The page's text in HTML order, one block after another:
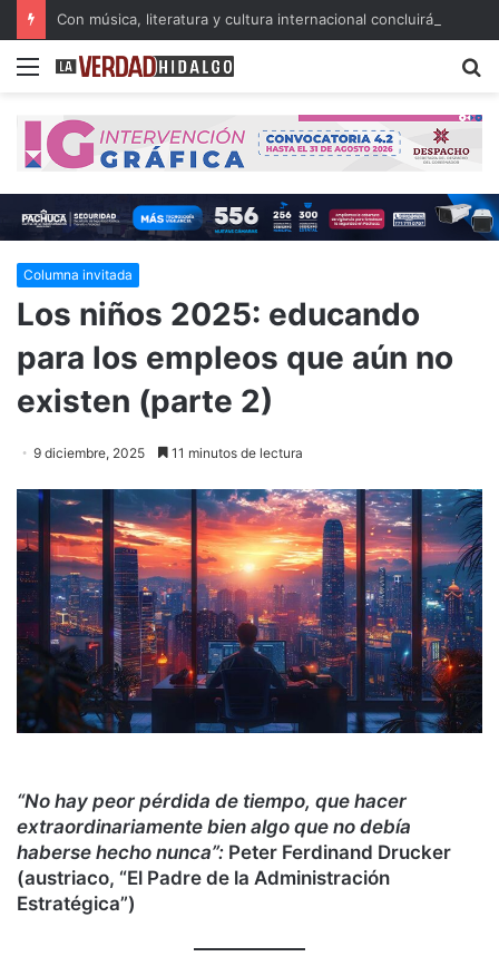
Menu
Columna invitada
Los niños 2025: educando
para los empleos que aún no
existen (parte 2)
9 diciembre, 2025 11 minutos de lectura
“No hay peor pérdida de tiempo, que hacer
extraordinariamente bien algo que no debía
haberse hecho nunca”: Peter Ferdinand Drucker
(austriaco, “El Padre de la Administración
Estratégica”)